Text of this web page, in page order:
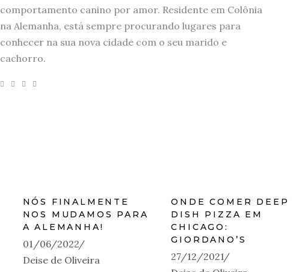
comportamento canino por amor. Residente em Colônia
na Alemanha, está sempre procurando lugares para
conhecer na sua nova cidade com o seu marido e
cachorro.
NÓS FINALMENTE
NOS MUDAMOS PARA
A ALEMANHA!
01/06/2022
Deise de Oliveira
ONDE COMER DEEP
DISH PIZZA EM
CHICAGO:
GIORDANO’S
27/12/2021